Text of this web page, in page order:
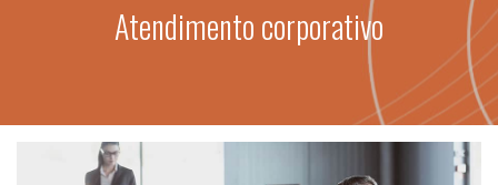
Atendimento corporativo